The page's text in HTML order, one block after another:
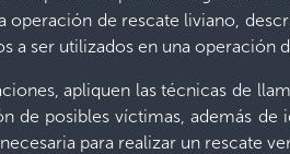
de rescate liviano,
a ser utilizados en una operación
apliquen las técnicas de
de posibles víctimas, además
para realizar un rescate